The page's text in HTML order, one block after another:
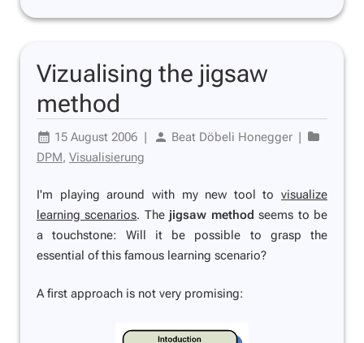
Vizualising the jigsaw
method
15 August 2006 | Beat Döbeli Honegger |
DPM, Visualisierung
I'm playing around with my new tool to visualize
learning scenarios. The jigsaw method seems to be
a touchstone: Will it be possible to grasp the
essential of this famous learning scenario?
A first approach is not very promising: